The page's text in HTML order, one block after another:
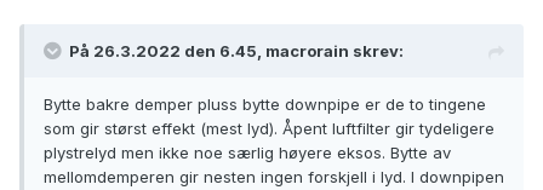
På 26.3.2022 den 6.45, macrorain skrev:
Bytte bakre demper pluss bytte downpipe er de to tingene
som gir størst effekt (mest lyd). Åpent luftfilter gir tydeligere
plystrelyd men ikke noe særlig høyere eksos. Bytte av
mellomdemperen gir nesten ingen forskjell i lyd. I downpipen